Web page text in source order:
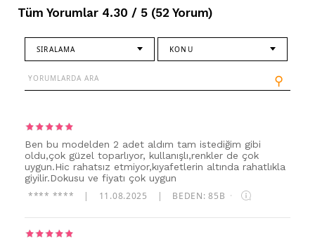
Tüm Yorumlar 4.30 / 5 (52 Yorum)
SIRALAMA KONU
⚲
Ben bu modelden 2 adet aldım tam istediğim gibi
oldu,çok güzel toparlıyor, kullanışlı,renkler de çok
uygun.Hic rahatsız etmiyor,kıyafetlerin altında rahatlıkla
giyilir.Dokusu ve fiyatı çok uygun
**** **** | 11.08.2025 | BEDEN: 85B ·